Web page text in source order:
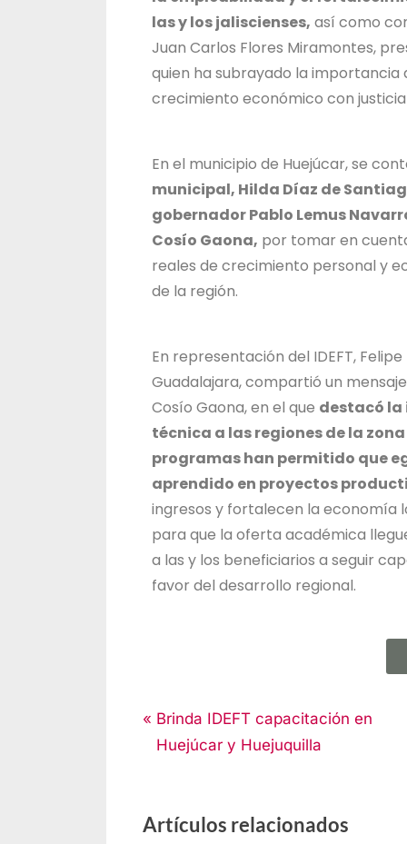
las y los jaliscienses, así como
Juan Carlos Flores Miramontes,
quien ha subrayado la
crecimiento económico con
En el municipio de Huejúcar, se
municipal, Hilda Díaz de
gobernador Pablo Lemus
Cosío Gaona, por tomar en
reales de crecimiento personal y
de la región.
En representación del IDEFT,
Guadalajara, compartió un
Cosío Gaona, en el que destacó
técnica a las regiones de la
programas han permitido que
aprendido en proyectos
ingresos y fortalecen la economía
para que la oferta académica
a las y los beneficiarios a seguir
favor del desarrollo regional.
Noticias
Brinda IDEFT capacitación en
Huejúcar y Huejuquilla
Artículos relacionados